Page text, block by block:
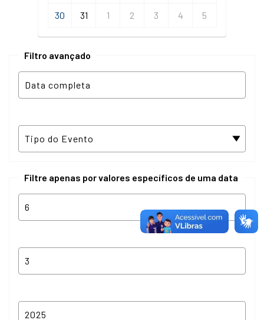
30 31 1 2 3 4 5
Filtro avançado
Filtre apenas por valores específicos de uma data